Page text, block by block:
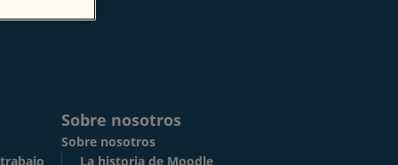
Sobre nosotros
Sobre nosotros
La historia de Moodle